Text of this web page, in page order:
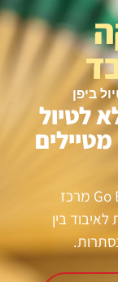
ביפן
לטיול
המדריך הדיגיטלי של Go East Travel מרכז
בין